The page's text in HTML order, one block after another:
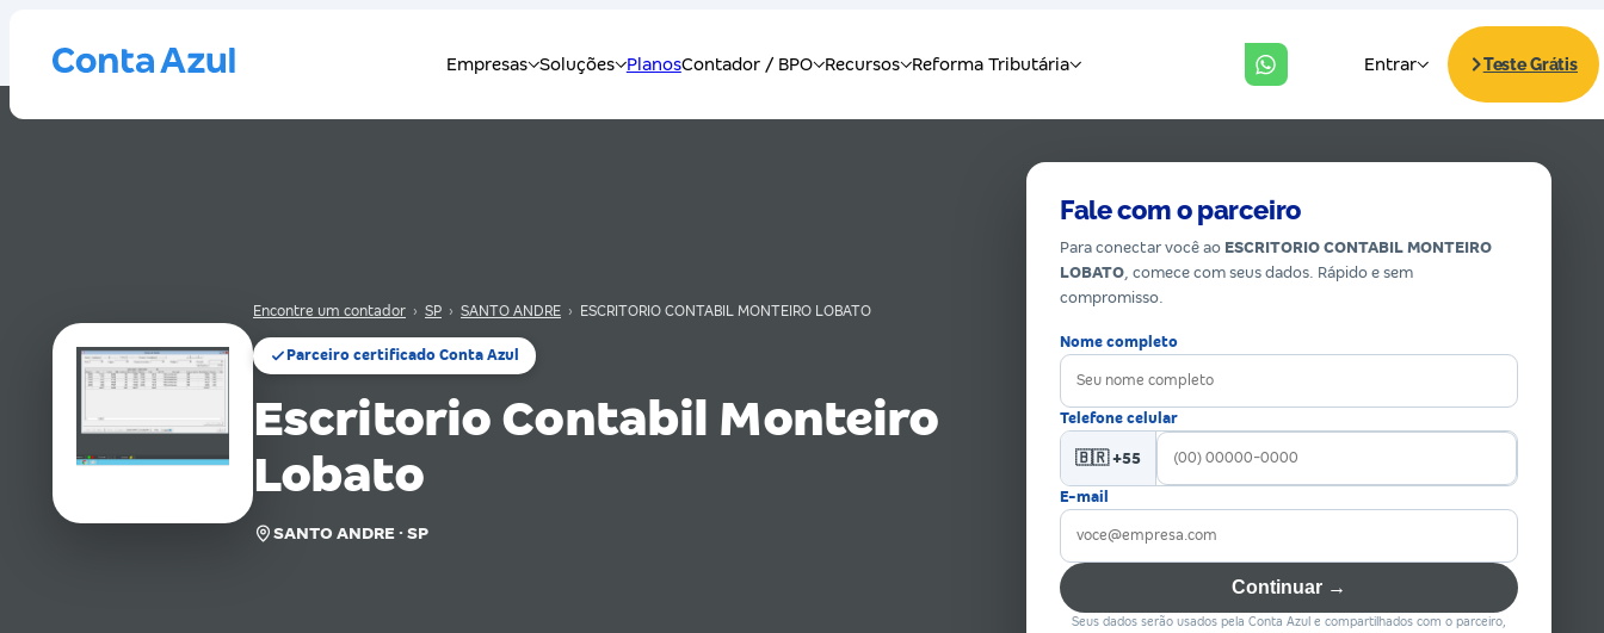
Encontre um contador › SP › SANTO ANDRE › ESCRITORIO CONTABIL MONTEIRO LOBATO
Parceiro certificado Conta Azul
Escritorio Contabil Monteiro
Lobato
SANTO ANDRE · SP
Fale com o parceiro
Para conectar você ao ESCRITORIO CONTABIL MONTEIRO
LOBATO, comece com seus dados. Rápido e sem
compromisso.
Nome completo
Telefone celular
🇧🇷 +55
E-mail
Continuar →
Seus dados serão usados pela Conta Azul e compartilhados com o parceiro,